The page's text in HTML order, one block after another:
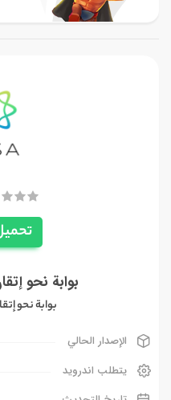
بوابة نحو
بوابة نحو
الإصدار الحالي
يتطلب اندرويد